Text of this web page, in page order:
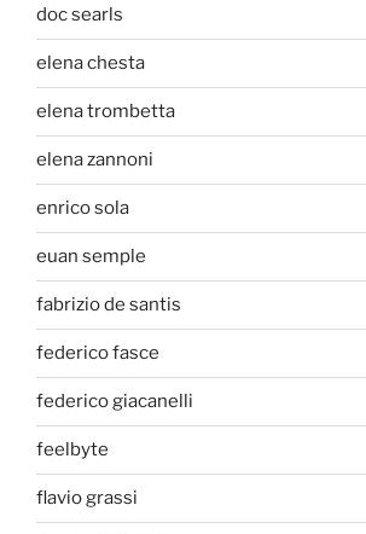
doc searls
elena chesta
elena trombetta
elena zannoni
enrico sola
euan semple
fabrizio de santis
federico fasce
federico giacanelli
feelbyte
flavio grassi